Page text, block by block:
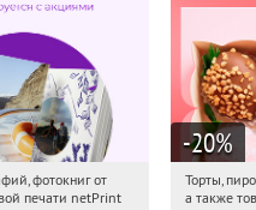
Получили:
фотокниг от
печати netPrint
-20%
Торты,
а также